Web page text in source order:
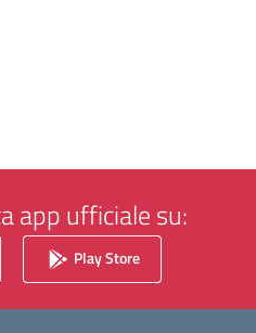
app ufficiale su:
Play Store